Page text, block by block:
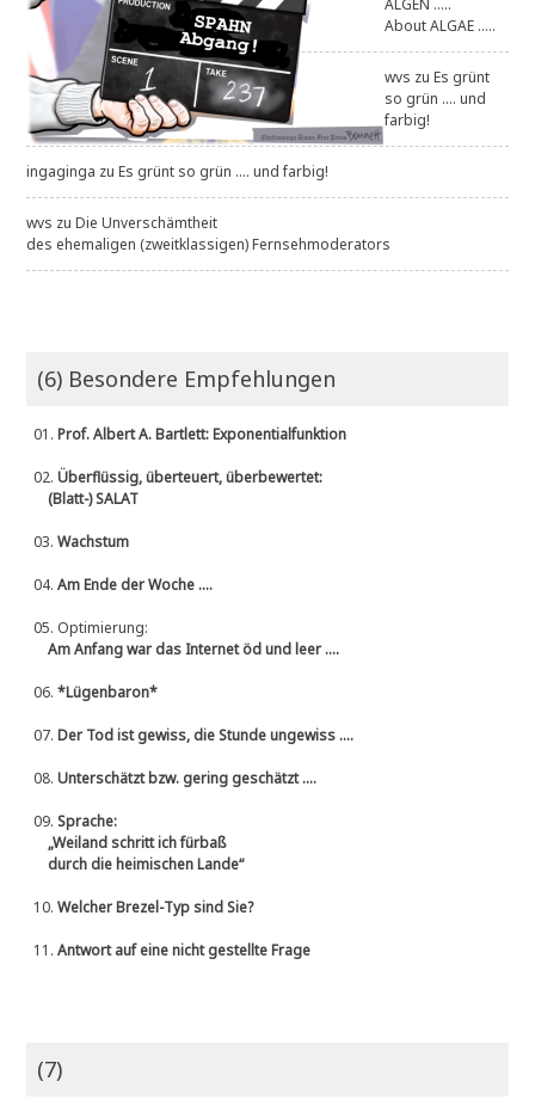
ALGEN .....
About ALGAE .....
wvs zuEs grünt
so grün .... und
farbig!
ingaginga zuEs grünt so grün .... und farbig!
wvs zuDie Unverschämtheit
des ehemaligen (zweitklassigen) Fernsehmoderators
(6) Besondere Empfehlungen
01.Prof. Albert A. Bartlett: Exponentialfunktion
02.Überflüssig, überteuert, überbewertet:
(Blatt-) SALAT
03.Wachstum
04.Am Ende der Woche ....
05. Optimierung:
Am Anfang war das Internet öd und leer ....
06.*Lügenbaron*
07.Der Tod ist gewiss, die Stunde ungewiss ....
08.Unterschätzt bzw. gering geschätzt ....
09.Sprache:
„Weiland schritt ich fürbaß
durch die heimischen Lande“
10.Welcher Brezel-Typ sind Sie?
11.Antwort auf eine nicht gestellte Frage
(7)